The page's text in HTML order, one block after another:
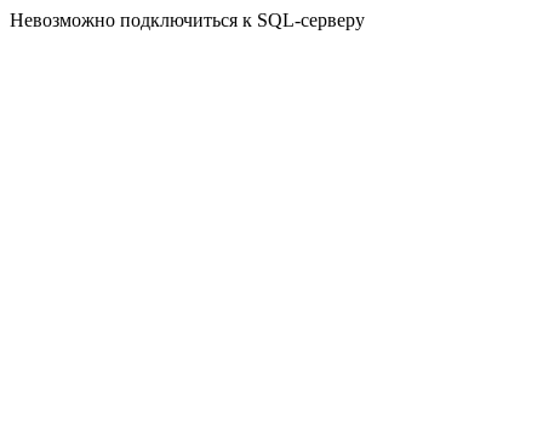
Невозможно подключиться к SQL-серверу